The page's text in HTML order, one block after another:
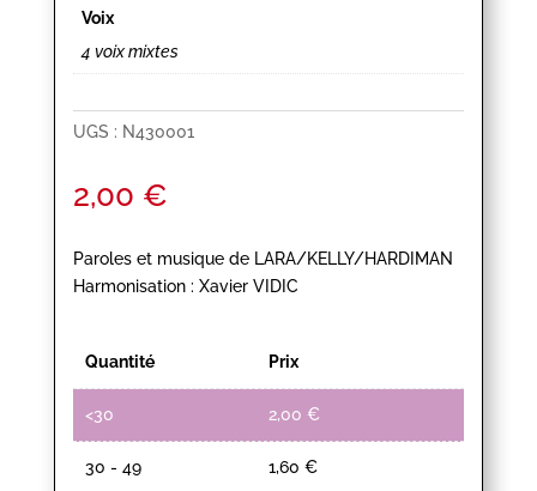
Voix
4 voix mixtes
UGS : N430001
2,00 €
Paroles et musique de LARA/KELLY/HARDIMAN
Harmonisation : Xavier VIDIC
Quantité Prix
<30 2,00 €
30 - 49 1,60 €